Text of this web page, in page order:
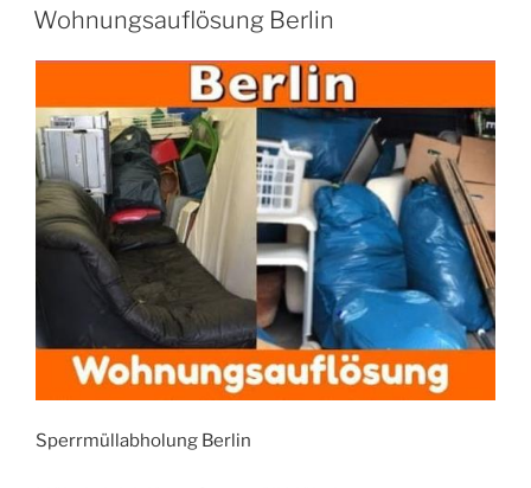
VERÖFFENTLICHT
AM
Wohnungsauflösung Berlin
Sperrmüllabholung Berlin